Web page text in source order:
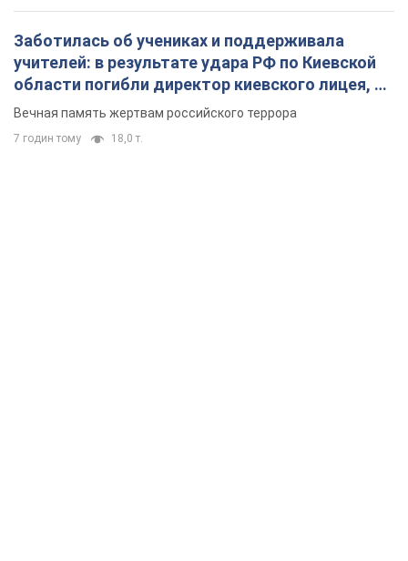
Заботилась об учениках и поддерживала
учителей: в результате удара РФ по Киевской
области погибли директор киевского лицея, её
муж и внук
Вечная память жертвам российского террора
7 годин тому 18,0 т.